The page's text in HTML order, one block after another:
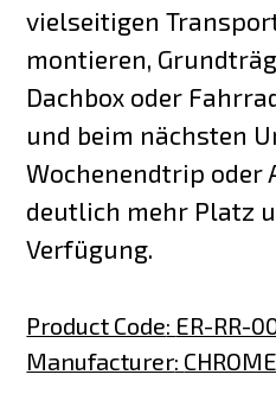
vielseitigen
montieren,
Dachbox oder
und beim nächsten
Wochenendtrip oder
deutlich mehr Platz
Verfügung.
Product Code: ER-RR-
Manufacturer: